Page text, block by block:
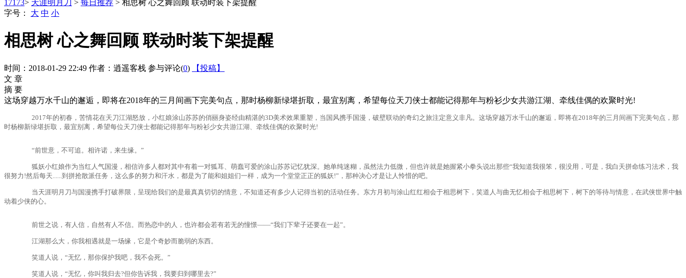
17173> 天涯明月刀 > 每日推荐 > 相思树 心之舞回顾 联动时装下架提醒
字号： 大 中 小
相思树 心之舞回顾 联动时装下架提醒
时间：2018-01-29 22:49 作者：逍遥客栈 参与评论(0)
【投稿】
文 章
摘 要
这场穿越万水千山的邂逅，即将在2018年的三月间画下完美句点，那时杨柳新绿堪折取，最宜别离，希望每位天刀侠士都能记得那年与粉衫少女共游江湖、牵线佳偶的欢聚时光!
2017年的初春，苦情花在天刀江湖怒放，小红娘涂山苏苏的俏丽身姿经由精湛的3D美术效果重塑，当国风携手国漫，破壁联动的奇幻之旅注定意义非凡。这场穿越万水千山的邂逅，即将在2018年的三月间画下完美句点，那
时杨柳新绿堪折取，最宜别离，希望每位天刀侠士都能记得那年与粉衫少女共游江湖、牵线佳偶的欢聚时光!
“前世意，不可追。相许诺，来生缘。”
狐妖小红娘作为当红人气国漫，相信许多人都对其中有着一对狐耳、萌蠢可爱的涂山苏苏记忆犹深。她单纯迷糊，虽然法力低微，但也许就是她握紧小拳头说出那些“我知道我很笨，很没用，可是，我白天拼命练习法术，我
很努力!然后每天......到拼抢散派任务，这么多的努力和汗水，都是为了能和姐姐们一样，成为一个堂堂正正的狐妖!”，那种决心才是让人怜惜的吧。
当天涯明月刀与国漫携手打破界限，呈现给我们的是最真真切切的情意，不知道还有多少人记得当初的活动任务。东方月初与涂山红红相会于相思树下，笑道人与曲无忆相会于相思树下，树下的等待与情意，在武侠世界中触
动着少侠的心。
前世之说，有人信，自然有人不信。而热恋中的人，也许都会若有若无的憧憬——“我们下辈子还要在一起”。
江湖那么大，你我相遇就是一场缘，它是个奇妙而脆弱的东西。
笑道人说，“无忆，那你保护我吧，我不会死。”
笑道人说，“无忆，你叫我归去?但你告诉我，我要归到哪里去?”